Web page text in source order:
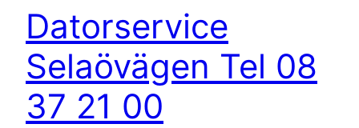
Datorservice
Selaövägen Tel 08
37 21 00